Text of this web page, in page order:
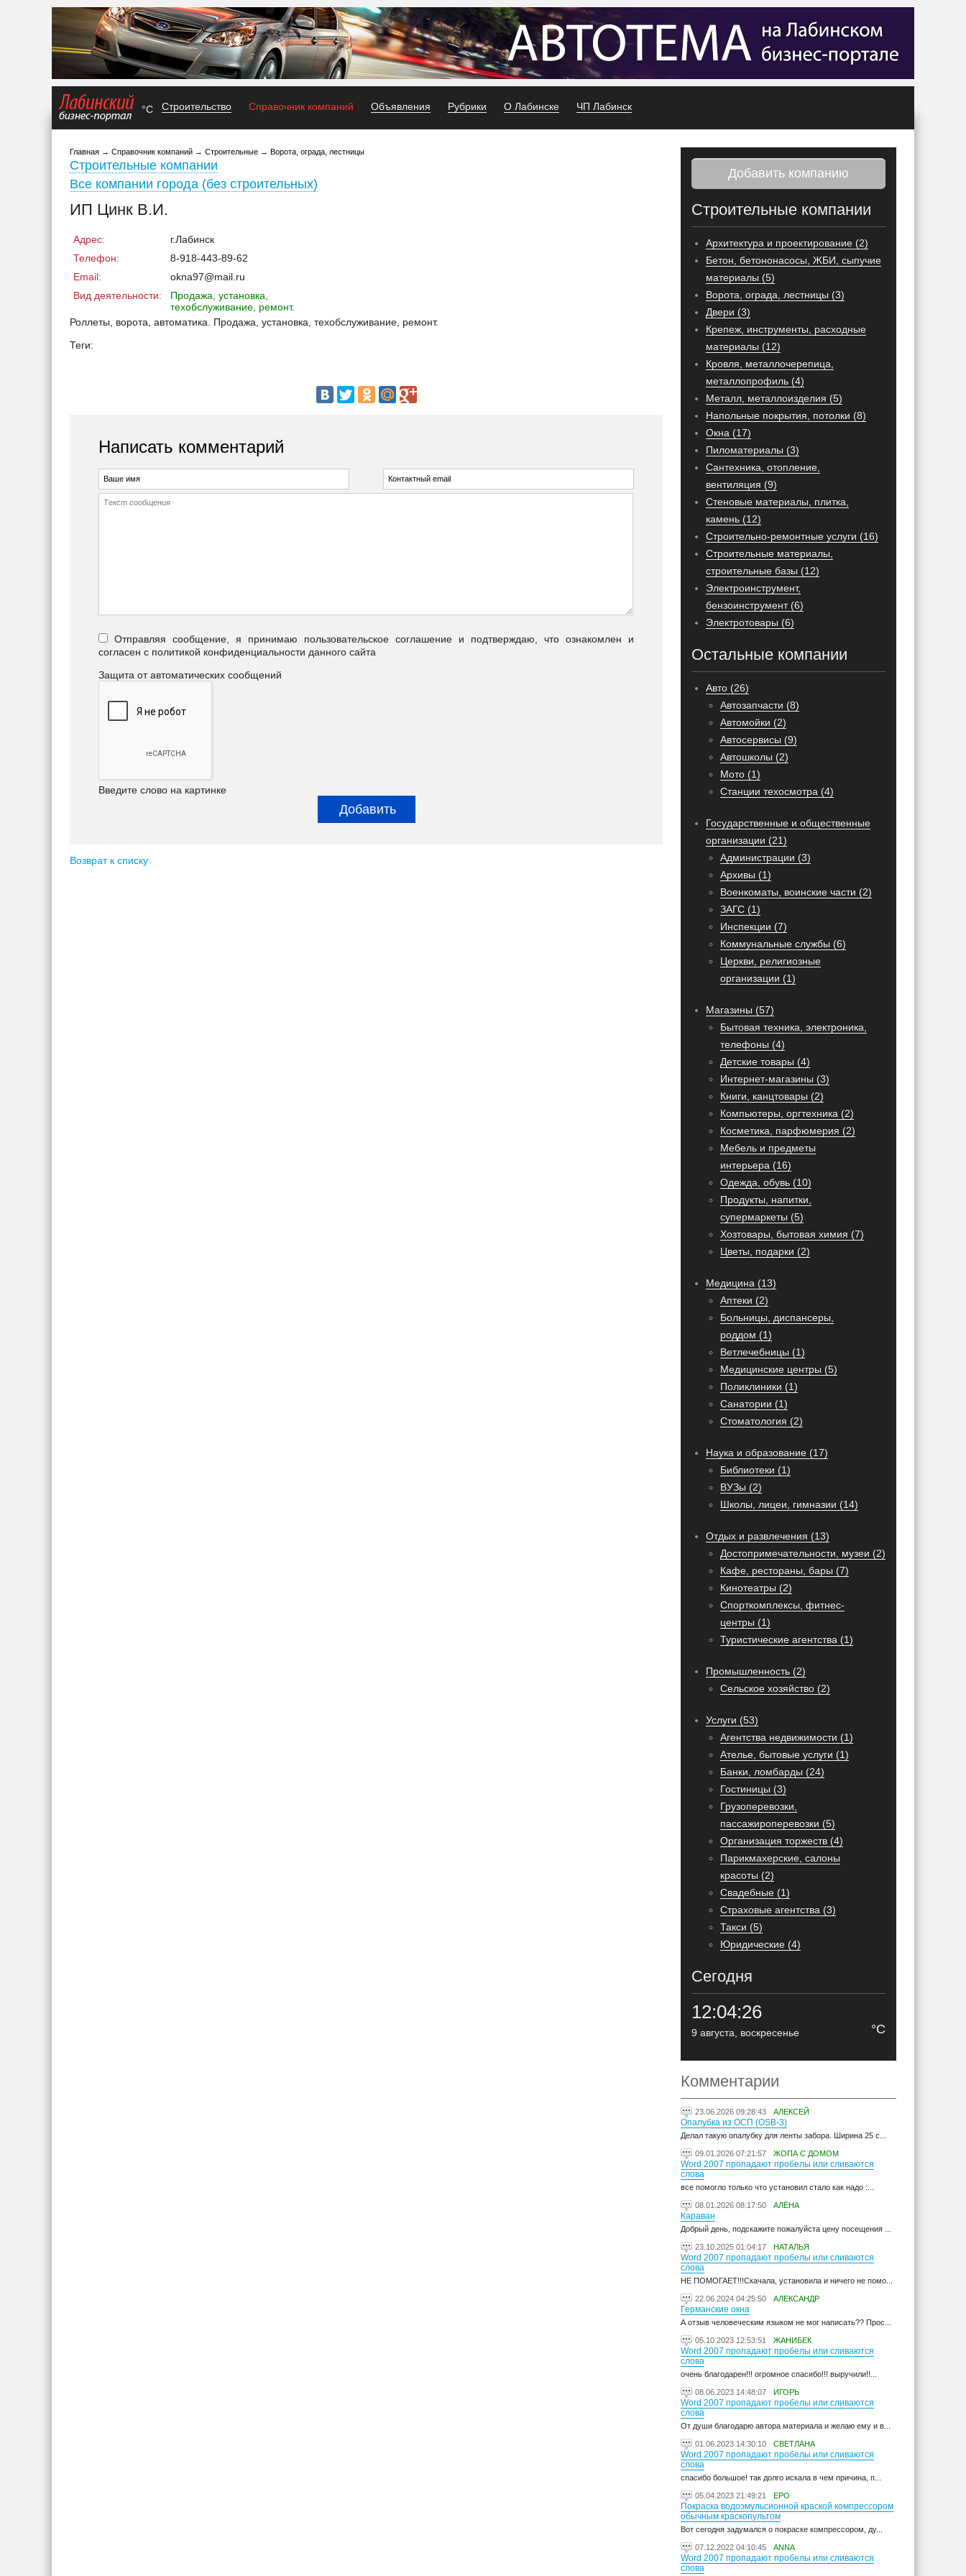
°C Строительство Справочник компаний Объявления Рубрики О Лабинске ЧП Лабинск
Главная → Справочник компаний → Строительные → Ворота, ограда, лестницы
Строительные компании
Все компании города (без строительных)
ИП Цинк В.И.
Адрес:
г.Лабинск
Телефон:
8-918-443-89-62
Email:
okna97@mail.ru
Вид деятельности:
Продажа, установка,
техобслуживание, ремонт.
Роллеты, ворота, автоматика. Продажа, установка, техобслуживание, ремонт.
Теги:
Написать комментарий
Отправляя сообщение, я принимаю пользовательское соглашение и подтверждаю, что ознакомлен и
согласен с политикой конфиденциальности данного сайта
Защита от автоматических сообщений
Введите слово на картинке
Возврат к списку
Добавить компанию
Строительные компании
Архитектура и проектирование (2)
Бетон, бетононасосы, ЖБИ, сыпучие
материалы (5)
Ворота, ограда, лестницы (3)
Двери (3)
Крепеж, инструменты, расходные
материалы (12)
Кровля, металлочерепица,
металлопрофиль (4)
Металл, металлоизделия (5)
Напольные покрытия, потолки (8)
Окна (17)
Пиломатериалы (3)
Сантехника, отопление,
вентиляция (9)
Стеновые материалы, плитка,
камень (12)
Строительно-ремонтные услуги (16)
Строительные материалы,
строительные базы (12)
Электроинструмент,
бензоинструмент (6)
Электротовары (6)
Остальные компании
Авто (26)
Автозапчасти (8)
Автомойки (2)
Автосервисы (9)
Автошколы (2)
Мото (1)
Станции техосмотра (4)
Государственные и общественные
организации (21)
Администрации (3)
Архивы (1)
Военкоматы, воинские части (2)
ЗАГС (1)
Инспекции (7)
Коммунальные службы (6)
Церкви, религиозные
организации (1)
Магазины (57)
Бытовая техника, электроника,
телефоны (4)
Детские товары (4)
Интернет-магазины (3)
Книги, канцтовары (2)
Компьютеры, оргтехника (2)
Косметика, парфюмерия (2)
Мебель и предметы
интерьера (16)
Одежда, обувь (10)
Продукты, напитки,
супермаркеты (5)
Хозтовары, бытовая химия (7)
Цветы, подарки (2)
Медицина (13)
Аптеки (2)
Больницы, диспансеры,
роддом (1)
Ветлечебницы (1)
Медицинские центры (5)
Поликлиники (1)
Санатории (1)
Стоматология (2)
Наука и образование (17)
Библиотеки (1)
ВУЗы (2)
Школы, лицеи, гимназии (14)
Отдых и развлечения (13)
Достопримечательности, музеи (2)
Кафе, рестораны, бары (7)
Кинотеатры (2)
Спорткомплексы, фитнес-
центры (1)
Туристические агентства (1)
Промышленность (2)
Сельское хозяйство (2)
Услуги (53)
Агентства недвижимости (1)
Ателье, бытовые услуги (1)
Банки, ломбарды (24)
Гостиницы (3)
Грузоперевозки,
пассажироперевозки (5)
Организация торжеств (4)
Парикмахерские, салоны
красоты (2)
Свадебные (1)
Страховые агентства (3)
Такси (5)
Юридические (4)
Сегодня
°C
12:04:26
9 августа, воскресенье
Комментарии
23.06.2026 09:28:43 АЛЕКСЕЙ
Опалубка из ОСП (OSB-3)
Делал такую опалубку для ленты забора. Ширина 25 с...
09.01.2026 07:21:57 ЖОПА С ДОМОМ
Word 2007 пропадают пробелы или сливаются
слова
все помогло только что установил стало как надо :...
08.01.2026 08:17:50 АЛЁНА
Караван
Добрый день, подскажите пожалуйста цену посещения ...
23.10.2025 01:04:17 НАТАЛЬЯ
Word 2007 пропадают пробелы или сливаются
слова
НЕ ПОМОГАЕТ!!!Скачала, установила и ничего не помо...
22.06.2024 04:25:50 АЛЕКСАНДР
Германские окна
А отзыв человеческим языком не мог написать?? Прос...
05.10.2023 12:53:51 ЖАНИБЕК
Word 2007 пропадают пробелы или сливаются
слова
очень благодарен!!! огромное спасибо!!! выручили!!...
08.06.2023 14:48:07 ИГОРЬ
Word 2007 пропадают пробелы или сливаются
слова
От души благодарю автора материала и желаю ему и в...
01.06.2023 14:30:10 СВЕТЛАНА
Word 2007 пропадают пробелы или сливаются
слова
спасибо большое! так долго искала в чем причина, п...
05.04.2023 21:49:21 ЕРО
Покраска водоэмульсионной краской компрессором
обычным краскопультом
Вот сегодня задумался о покраске компрессором, ду...
07.12.2022 04:10:45 ANNA
Word 2007 пропадают пробелы или сливаются
слова